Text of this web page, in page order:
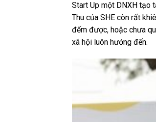
Start Up một DNXH tạo
Thu của SHE còn rất
đếm được, hoặc chưa
xã hội luôn hướng đến.